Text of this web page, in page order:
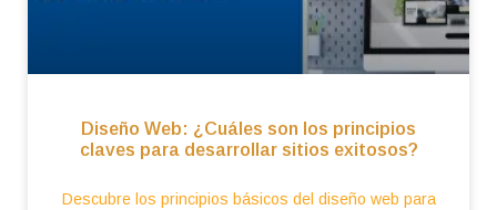
Diseño Web: ¿Cuáles son los principios
claves para desarrollar sitios exitosos?
Descubre los principios básicos del diseño web para